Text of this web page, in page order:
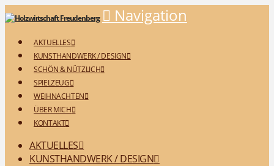
Navigation
AKTUELLES
KUNSTHANDWERK / DESIGN
SCHÖN & NÜTZLICH
SPIELZEUG
WEIHNACHTEN
ÜBER MICH
KONTAKT
AKTUELLES
KUNSTHANDWERK / DESIGN